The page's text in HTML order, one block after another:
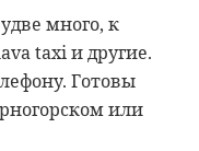
много, к
taxi и другие.
Готовы
или